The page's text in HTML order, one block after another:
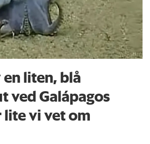
en liten, blå
ved Galápagos
lite vi vet om